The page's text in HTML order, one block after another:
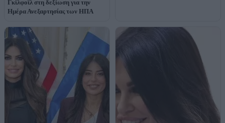
Γκίλφοϊλ στη δεξίωση για την
Ημέρα Ανεξαρτησίας των ΗΠΑ